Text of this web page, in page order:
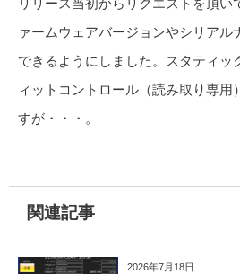
リリース当初からリクエストを頂い
ァームウェアバージョンやシリアル
できるようにしました。スタティッ
ィットコントロール（読み取り専用
すが・・・。
関連記事
2026年7月18日